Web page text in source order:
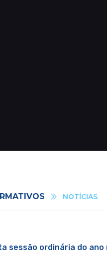
NOTÍCIAS
sessão ordinária do